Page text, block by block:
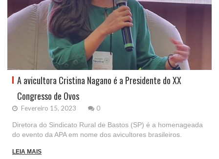
A avicultora Cristina Nagano é a Presidente do XX
Congresso de Ovos
Fevereiro 15, 2023 0
Diretora do Sindicato Rural de Bastos (SP) é a homenageada
do evento da APA em nome dos avicultores brasileiros.
LEIA MAIS